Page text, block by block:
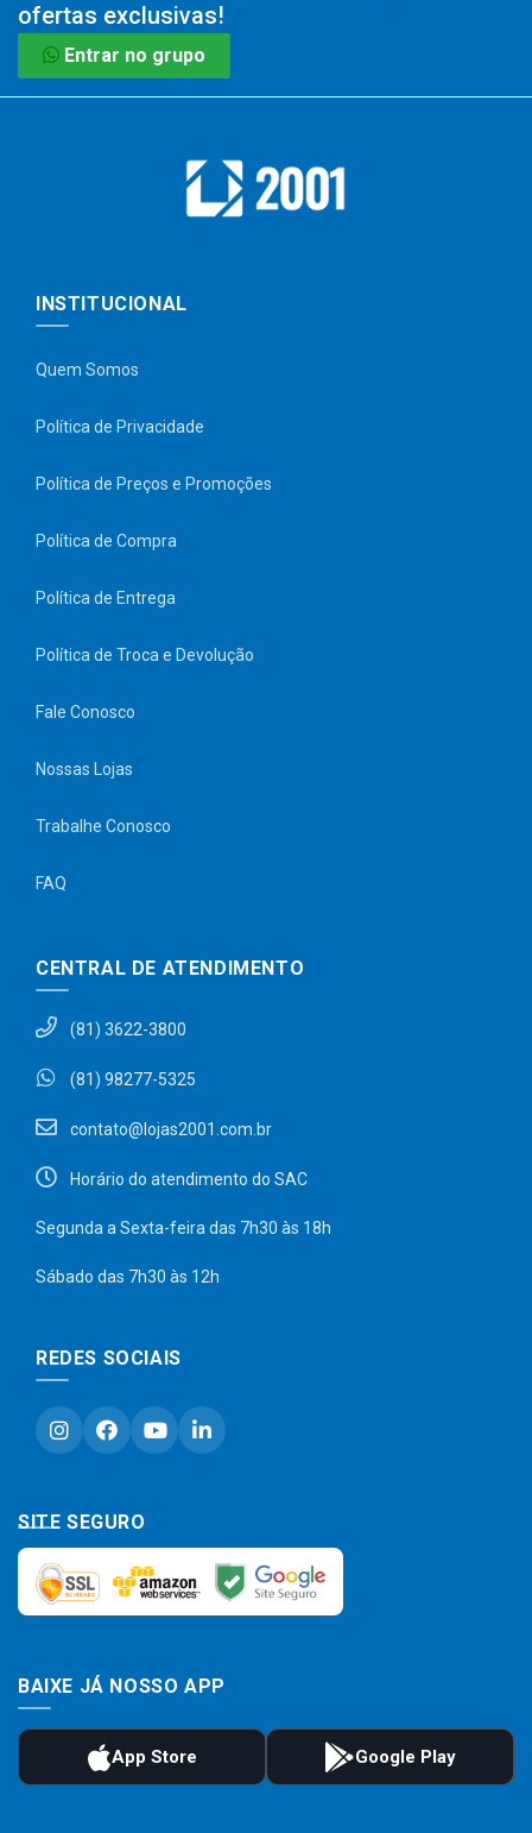
ofertas exclusivas!
Entrar no grupo
INSTITUCIONAL
Quem Somos
Política de Privacidade
Política de Preços e Promoções
Política de Compra
Política de Entrega
Política de Troca e Devolução
Fale Conosco
Nossas Lojas
Trabalhe Conosco
FAQ
CENTRAL DE ATENDIMENTO
(81) 3622-3800
(81) 98277-5325
contato@lojas2001.com.br
Horário do atendimento do SAC
Segunda a Sexta-feira das 7h30 às 18h
Sábado das 7h30 às 12h
REDES SOCIAIS
SITE SEGURO
BAIXE JÁ NOSSO APP